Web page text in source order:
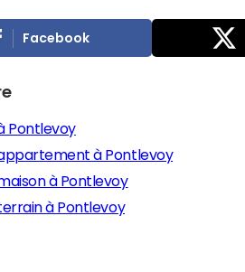
Facebook
Pontlevoy
à Pontlevoy
à Pontlevoy
à Pontlevoy